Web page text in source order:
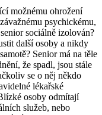
možnému ohrožení
psychickému,
sociálně izolován?
další osoby a nikdy
Senior má na těle
že spadl, jsou stále
se o něj někdo
lékařské
osoby odmítají
služeb, nebo